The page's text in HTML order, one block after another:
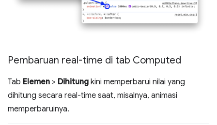
Pembaruan real-time di tab Computed
Tab Elemen > Dihitung kini memperbarui nilai yang
dihitung secara real-time saat, misalnya, animasi
memperbaruinya.